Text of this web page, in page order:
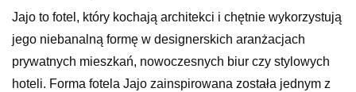
Jajo to fotel, który kochają architekci i chętnie wykorzystują
jego niebanalną formę w designerskich aranżacjach
prywatnych mieszkań, nowoczesnych biur czy stylowych
hoteli. Forma fotela Jajo zainspirowana została jednym z